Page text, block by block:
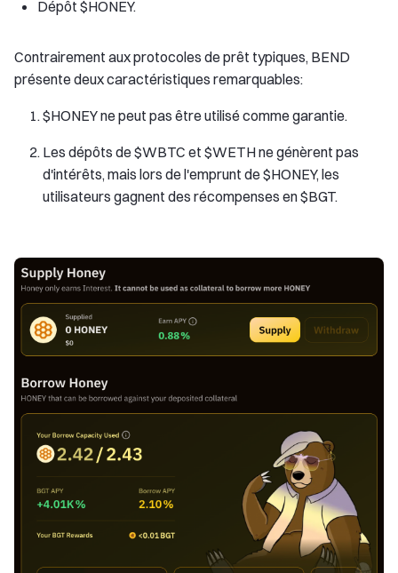
Dépôt $HONEY.
Contrairement aux protocoles de prêt typiques, BEND
présente deux caractéristiques remarquables:
$HONEY ne peut pas être utilisé comme garantie.
Les dépôts de $WBTC et $WETH ne génèrent pas
d'intérêts, mais lors de l'emprunt de $HONEY, les
utilisateurs gagnent des récompenses en $BGT.